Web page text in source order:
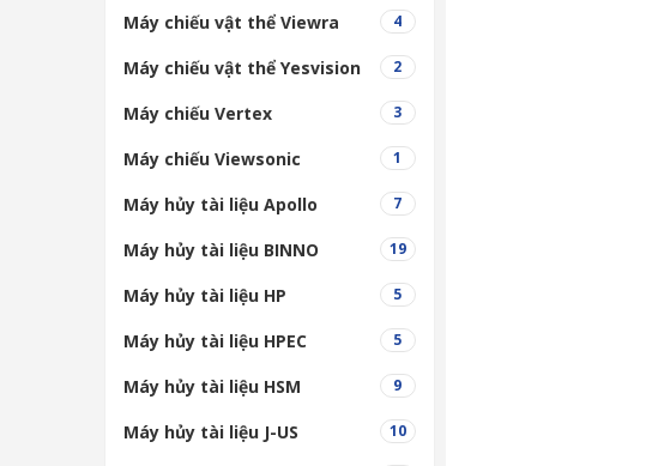
Máy chiếu vật thể Viewra 4
Máy chiếu vật thể Yesvision 2
Máy chiếu Vertex 3
Máy chiếu Viewsonic 1
Máy hủy tài liệu Apollo 7
Máy hủy tài liệu BINNO 19
Máy hủy tài liệu HP 5
Máy hủy tài liệu HPEC 5
Máy hủy tài liệu HSM 9
Máy hủy tài liệu J-US 10